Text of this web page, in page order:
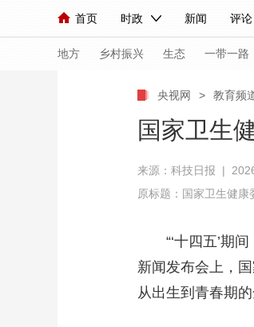
首页 时政 新闻 评论
人民领袖习近平 联播+ 中国领导人
直播 栏目大全 节目单
海外频道 iPanda English
地方 乡村振兴 生态 一带一路
小央直播
前线 比划 快看
央视网 > 教育频
国家卫生
来源：科技日报 |
原标题：国家卫生健康
“‘十四五’期间
新闻发布会上，
从出生到青春期